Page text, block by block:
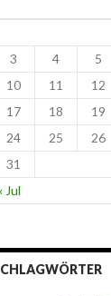
Jul
3
4 5
10
11 12
17
18 19
24
25 26
31